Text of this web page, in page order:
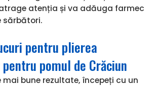
atenția și va adăuga farmec
sărbători.
pentru plierea
pomul de Crăciun
mai bune rezultate, începeți cu un